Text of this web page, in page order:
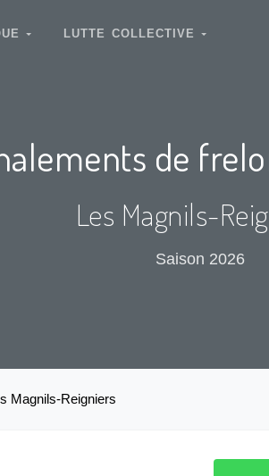
LUTTE COLLECTIVE
de
Les Magnils-
Saison 2026
Magnils-Reigniers